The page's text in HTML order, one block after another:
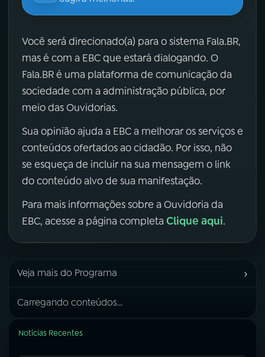
Você será direcionado(a) para o sistema Fala.BR,
mas é com a EBC que estará dialogando. O
Fala.BR é uma plataforma de comunicação da
sociedade com a administração pública, por
meio das Ouvidorias.
Sua opinião ajuda a EBC a melhorar os serviços e
conteúdos ofertados ao cidadão. Por isso, não
se esqueça de incluir na sua mensagem o link
do conteúdo alvo de sua manifestação.
Para mais informações sobre a Ouvidoria da
EBC, acesse a página completa Clique aqui.
Veja mais do Programa ›
Carregando conteúdos...
Notícias Recentes